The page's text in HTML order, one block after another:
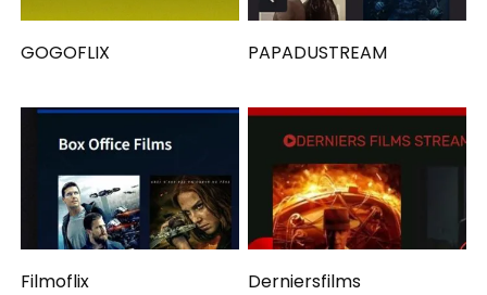
GOGOFLIX PAPADUSTREAM
Filmoflix Derniersfilms